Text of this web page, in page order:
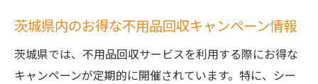
茨城県内のお得な不用品回収キャンペーン情報
茨城県では、不用品回収サービスを利用する際にお得な
キャンペーンが定期的に開催されています。特に、シー